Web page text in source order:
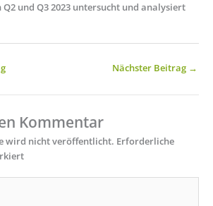
Q2 und Q3 2023 untersucht und analysiert
Nächster Beitrag →
Kommentar
wird nicht veröffentlicht. Erforderliche